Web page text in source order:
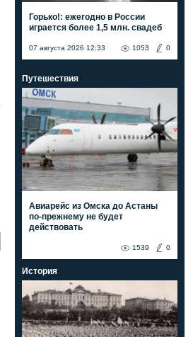
Горько!: ежегодно в России
играется более 1,5 млн. свадеб
07 августа 2026 12:33 0
1053
Путешествия
Авиарейс из Омска до Астаны
по-прежнему не будет
действовать
0
1539
История